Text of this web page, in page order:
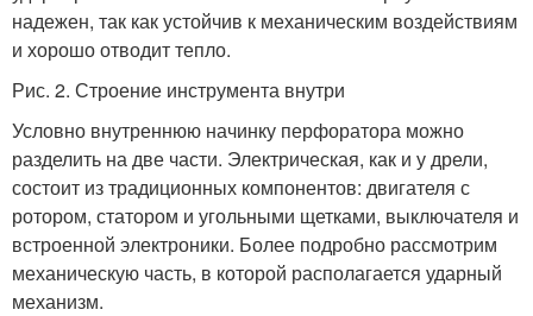
надежен, так как устойчив к механическим воздействиям
и хорошо отводит тепло.
Рис. 2. Строение инструмента внутри
Условно внутреннюю начинку перфоратора можно
разделить на две части. Электрическая, как и у дрели,
состоит из традиционных компонентов: двигателя с
ротором, статором и угольными щетками, выключателя и
встроенной электроники. Более подробно рассмотрим
механическую часть, в которой располагается ударный
механизм.